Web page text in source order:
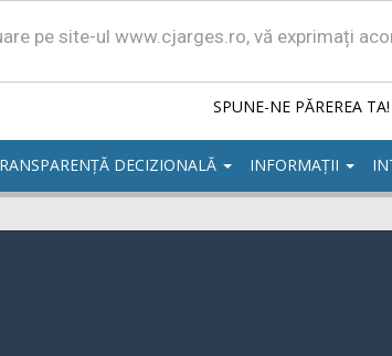
pe site-ul www.cjarges.ro, vă exprimați
SPUNE-NE PĂREREA TA!
DECIZIONALĂ INFORMAȚII